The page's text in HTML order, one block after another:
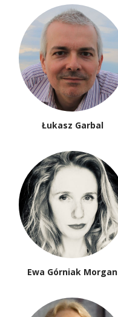
Łukasz Garbal
Ewa Górniak Morgan